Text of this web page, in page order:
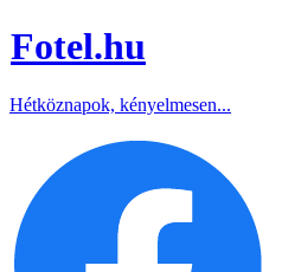
Fotel.hu
Hétköznapok, kényelmesen...